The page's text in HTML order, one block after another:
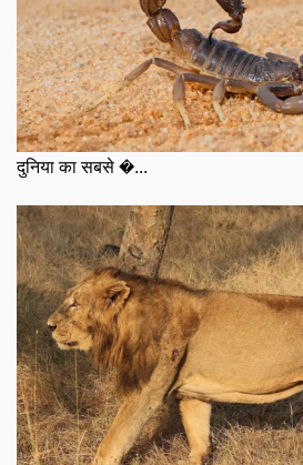
दुनिया का सबसे �...